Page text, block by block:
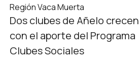
Región Vaca Muerta
Dos clubes de Añelo crecen
con el aporte del Programa
Clubes Sociales